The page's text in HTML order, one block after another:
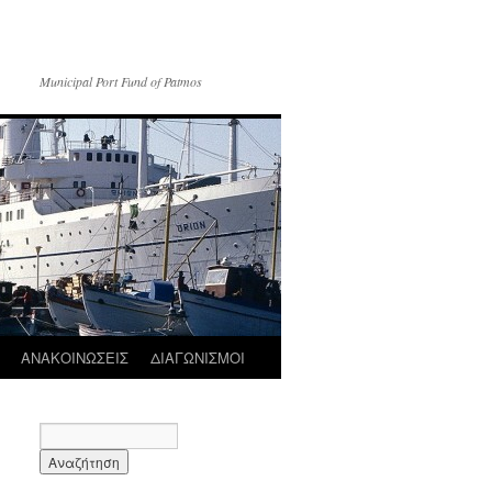
Municipal Port Fund of Patmos
ΑΝΑΚΟΙΝΩΣΕΙΣ ΔΙΑΓΩΝΙΣΜΟΙ